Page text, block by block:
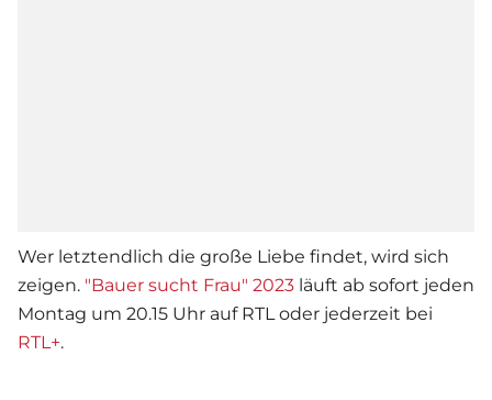
Wer letztendlich die große Liebe findet, wird sich
zeigen. "Bauer sucht Frau" 2023 läuft ab sofort jeden
Montag um 20.15 Uhr auf RTL oder jederzeit bei
RTL+.